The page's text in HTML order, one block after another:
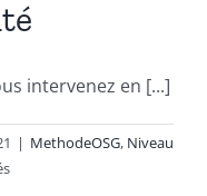
intervenez en [...]
| MethodeOSG, Niveau
sur